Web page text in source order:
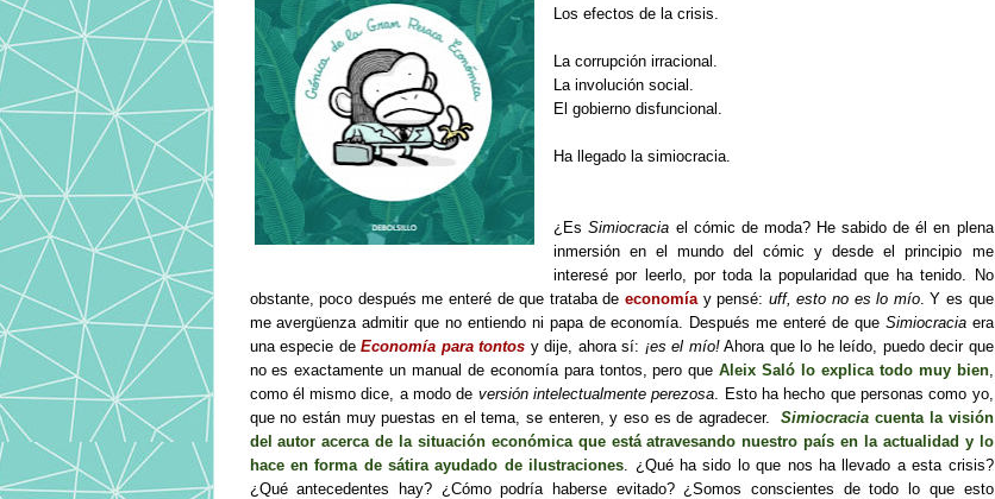
Los efectos de la crisis.
La corrupción irracional.
La involución social.
El gobierno disfuncional.
Ha llegado la simiocracia.
¿EsSimiocracia el cómic de moda? He sabido de él en plena
inmersión en el mundo del cómic y desde el principio me
interesé por leerlo, por toda la popularidad que ha tenido. No
obstante, poco después me enteré de que trataba de economía y pensé: uff, esto no es lo mío. Y es que
me avergüenza admitir que no entiendo ni papa de economía. Después me enteré de que Simiocracia era
una especie de Economía para tontos y dije, ahora sí: ¡es el mío!Ahora que lo he leído, puedo decir que
no es exactamente un manual de economía para tontos, pero queAleix Saló lo explica todo muy bien,
como él mismo dice, a modo de versión intelectualmente perezosa . Esto ha hecho que personas como yo,
que no están muy puestas en el tema, se enteren, y eso es de agradecer.
Simiocraciacuenta la visión
del autor acerca de la situación económica que está atravesando nuestro país en la actualidad y lo
hace en forma de sátira ayudado de ilustraciones . ¿Qué ha sido lo que nos ha llevado a esta crisis?
¿Qué antecedentes hay? ¿Cómo podría haberse evitado? ¿Somos conscientes de todo lo que esto